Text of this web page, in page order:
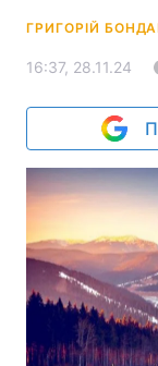
ГРИГОРІЙ
16:37, 28.11.24